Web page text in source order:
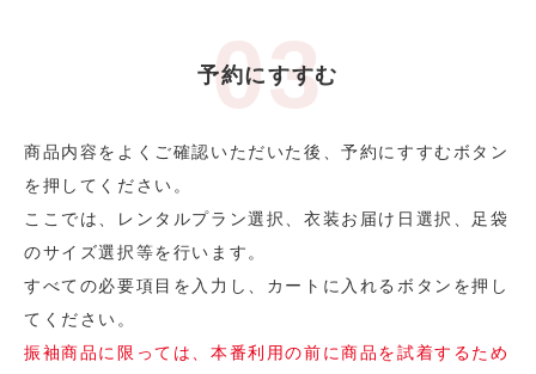
予約にすすむ
商品内容をよくご確認いただいた後、予約にすすむボタン
を押してください。
ここでは、レンタルプラン選択、衣装お届け日選択、足袋
のサイズ選択等を行います。
すべての必要項目を入力し、カートに入れるボタンを押し
てください。
振袖商品に限っては、本番利用の前に商品を試着するため